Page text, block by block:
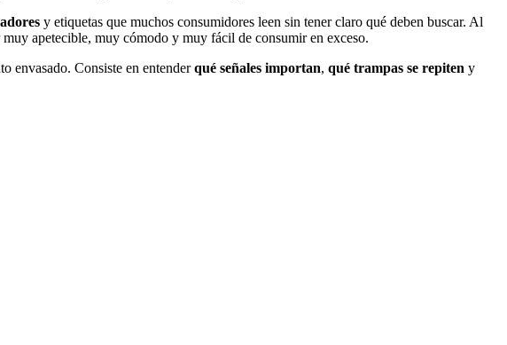
y etiquetas que muchos consumidores leen sin tener claro qué deben buscar. Al
apetecible, muy cómodo y muy fácil de consumir en exceso.
envasado. Consiste en entenderqué señales importan, qué trampas se repiten y